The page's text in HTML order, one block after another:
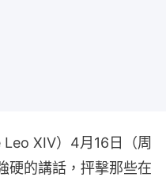
XIV）4月16日（周
硬的講話，抨擊那些在